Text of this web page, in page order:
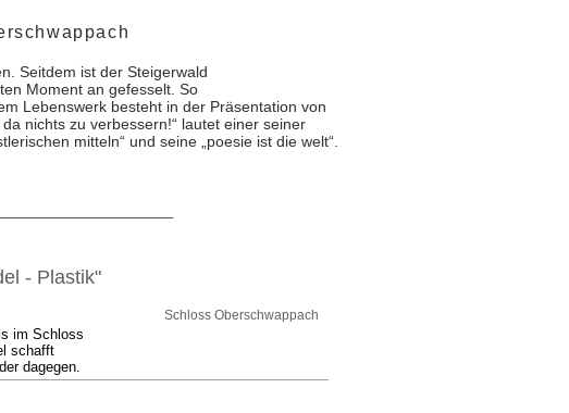
Seitdem ist der Steigerwald
Moment an gefesselt. So
Lebenswerk besteht in der Präsentation von
nichts zu verbessern!“ lautet einer seiner
mitteln“ und seine „poesie ist die welt“.
- Plastik"
im Schloss
schafft
dagegen.
Schloss Oberschwappach